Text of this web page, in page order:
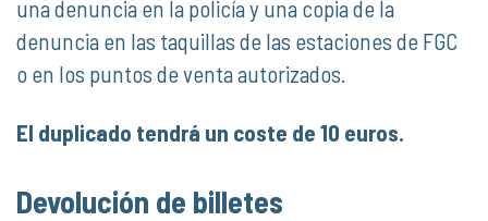
una denuncia en la policía y una copia de la
denuncia en las taquillas de las estaciones de FGC
o en los puntos de venta autorizados.
El duplicado tendrá un coste de 10 euros.
Devolución de billetes